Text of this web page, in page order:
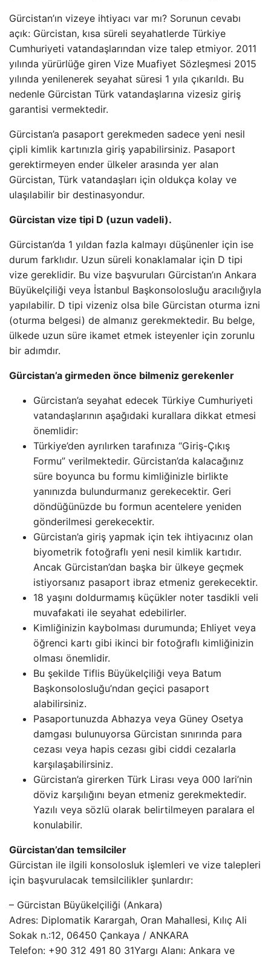
Gürcistan’ın vizeye ihtiyacı var mı? Sorunun cevabı
açık: Gürcistan, kısa süreli seyahatlerde Türkiye
Cumhuriyeti vatandaşlarından vize talep etmiyor. 2011
yılında yürürlüğe giren Vize Muafiyet Sözleşmesi 2015
yılında yenilenerek seyahat süresi 1 yıla çıkarıldı. Bu
nedenle Gürcistan Türk vatandaşlarına vizesiz giriş
garantisi vermektedir.
Gürcistan’a pasaport gerekmeden sadece yeni nesil
çipli kimlik kartınızla giriş yapabilirsiniz. Pasaport
gerektirmeyen ender ülkeler arasında yer alan
Gürcistan, Türk vatandaşları için oldukça kolay ve
ulaşılabilir bir destinasyondur.
Gürcistan vize tipi D (uzun vadeli).
Gürcistan’da 1 yıldan fazla kalmayı düşünenler için ise
durum farklıdır. Uzun süreli konaklamalar için D tipi
vize gereklidir. Bu vize başvuruları Gürcistan’ın Ankara
Büyükelçiliği veya İstanbul Başkonsolosluğu aracılığıyla
yapılabilir. D tipi vizeniz olsa bile Gürcistan oturma izni
(oturma belgesi) de almanız gerekmektedir. Bu belge,
ülkede uzun süre ikamet etmek isteyenler için zorunlu
bir adımdır.
Gürcistan’a girmeden önce bilmeniz gerekenler
Gürcistan’a seyahat edecek Türkiye Cumhuriyeti
vatandaşlarının aşağıdaki kurallara dikkat etmesi
önemlidir:
Türkiye’den ayrılırken tarafınıza “Giriş-Çıkış
Formu” verilmektedir. Gürcistan’da kalacağınız
süre boyunca bu formu kimliğinizle birlikte
yanınızda bulundurmanız gerekecektir. Geri
döndüğünüzde bu formun acentelere yeniden
gönderilmesi gerekecektir.
Gürcistan’a giriş yapmak için tek ihtiyacınız olan
biyometrik fotoğraflı yeni nesil kimlik kartıdır.
Ancak Gürcistan’dan başka bir ülkeye geçmek
istiyorsanız pasaport ibraz etmeniz gerekecektir.
18 yaşını doldurmamış küçükler noter tasdikli veli
muvafakati ile seyahat edebilirler.
Kimliğinizin kaybolması durumunda; Ehliyet veya
öğrenci kartı gibi ikinci bir fotoğraflı kimliğinizin
olması önemlidir.
Bu şekilde Tiflis Büyükelçiliği veya Batum
Başkonsolosluğu’ndan geçici pasaport
alabilirsiniz.
Pasaportunuzda Abhazya veya Güney Osetya
damgası bulunuyorsa Gürcistan sınırında para
cezası veya hapis cezası gibi ciddi cezalarla
karşılaşabilirsiniz.
Gürcistan’a girerken Türk Lirası veya 000 lari’nin
döviz karşılığını beyan etmeniz gerekmektedir.
Yazılı veya sözlü olarak belirtilmeyen paralara el
konulabilir.
Gürcistan’dan temsilciler
Gürcistan ile ilgili konsolosluk işlemleri ve vize talepleri
için başvurulacak temsilcilikler şunlardır:
– Gürcistan Büyükelçiliği (Ankara)
Adres: Diplomatik Karargah, Oran Mahallesi, Kılıç Ali
Sokak n.:12, 06450 Çankaya / ANKARA
Telefon: +90 312 491 80 31Yargı Alanı: Ankara ve